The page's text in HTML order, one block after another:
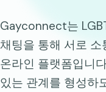
Gayconnect는
채팅을 통해 서로
온라인 플랫폼입니
있는 관계를 형성하